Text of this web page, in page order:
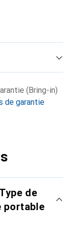
(Bring-in)
de garantie
de
portable